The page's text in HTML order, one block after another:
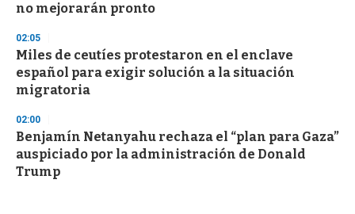
no mejorarán pronto
02:05
Miles de ceutíes protestaron en el enclave
español para exigir solución a la situación
migratoria
02:00
Benjamín Netanyahu rechaza el “plan para Gaza”
auspiciado por la administración de Donald
Trump